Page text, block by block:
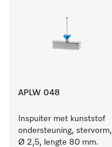
APLW 048
Inspuiter met kunststof
ondersteuning, stervorm,
Ø 2,5, lengte 80 mm.